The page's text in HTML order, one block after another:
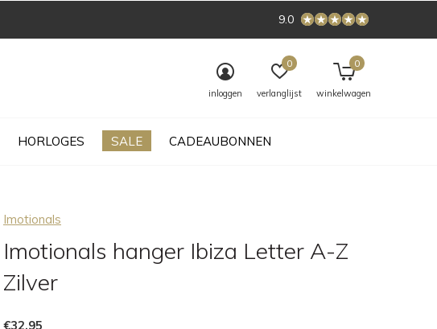
HORLOGES SALE CADEAUBONNEN
inloggen verlanglijst
0
winkelwagen
0
9.0
Imotionals
Imotionals hanger Ibiza Letter A-Z
Zilver
€32,95